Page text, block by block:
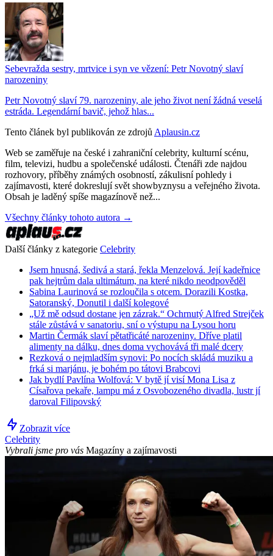
Sebevražda sestry, mrtvice i syn ve vězení: Petr Novotný slaví
narozeniny
Petr Novotný slaví 79. narozeniny, ale jeho život není žádná veselá
estráda. Legendární bavič, jehož hlas...
Tento článek byl publikován ze zdrojů Aplausin.cz
Web se zaměřuje na české i zahraniční celebrity, kulturní scénu,
film, televizi, hudbu a společenské události. Čtenáři zde najdou
rozhovory, příběhy známých osobností, zákulisní pohledy i
zajímavosti, které dokreslují svět showbyznysu a veřejného života.
Obsah je laděný spíše magazínově než...
Všechny články tohoto autora →
Další články z kategorie Celebrity
Jsem hnusná, šedivá a stará, řekla Menzelová. Její kadeřnice
pak hejtrům dala ultimátum, na které nikdo neodpověděl
Sabina Laurinová se rozloučila s otcem. Dorazili Kostka,
Satoranský, Donutil i další kolegové
„Už mě odsud dostane jen zázrak.“ Ochrnutý Alfred Strejček
stále zůstává v sanatoriu, sní o výstupu na Lysou horu
Martin Čermák slaví pětatřicáté narozeniny. Dříve platil
alimenty na dálku, dnes doma vychovává tři malé dcery
Rezková o nejmladším synovi: Po nocích skládá muziku a
frká si marjánu, je bohém po tátovi Brabcovi
Jak bydlí Pavlína Wolfová: V bytě jí visí Mona Lisa z
Císařova pekaře, lampu má z Osvobozeného divadla, lustr jí
daroval Filipovský
Zobrazit více
Celebrity
Vybrali jsme pro vás Magazíny a zajímavosti